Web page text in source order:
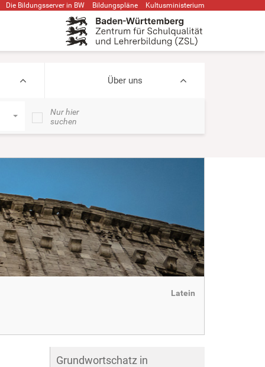
Die Bildungsserver in BW Bildungspläne Kultusministerium
Über uns
Nur hier
suchen
Latein
Grundwortschatz in